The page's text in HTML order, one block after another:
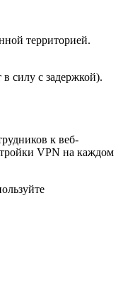
территорией.
силу с задержкой).
к веб-
VPN на каждом